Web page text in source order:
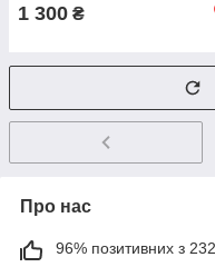
1 300 ₴
Про нас
96% позитивних з 232